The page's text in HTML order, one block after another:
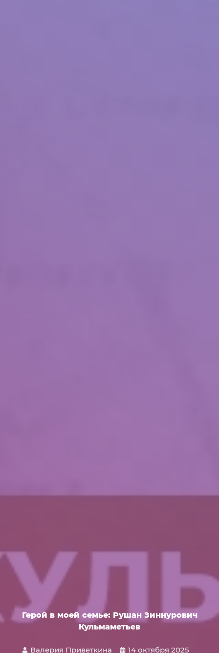
Герой в моей семье: Рушан Зиннурович
Кульмаметьев
Валерия Приветкина 14 октября 2025